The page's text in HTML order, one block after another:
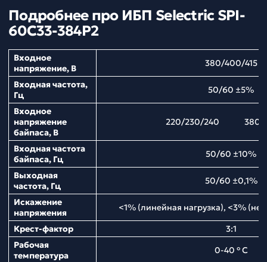
Подробнее про ИБП Selectric SPI-
60C33-384P2
Входное
напряжение, В
380/400/415
Входная частота,
Гц
50/60 ±5%
Входное
напряжение
байпаса, В
220/230/240 380/
Входная частота
байпаса, Гц
50/60 ±10%
Выходная
частота, Гц
50/60 ±0,1%
Искажение
напряжения
<1% (линейная нагрузка), <3%
Крест-фактор
3:1
Рабочая
температура
0-40 ° С